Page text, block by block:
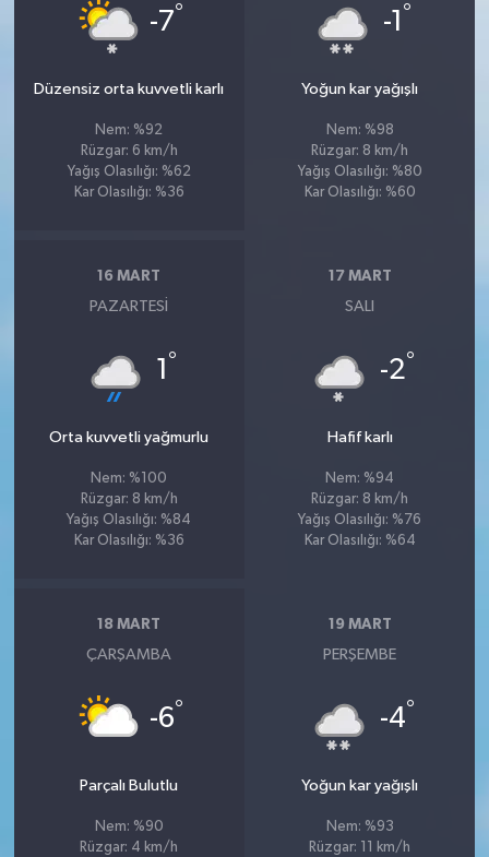
-7°
Düzensiz orta kuvvetli karlı
Nem: %92
Rüzgar: 6 km/h
Yağış Olasılığı: %62
Kar Olasılığı: %36
-1 °
Yoğun kar yağışlı
Nem: %98
Rüzgar: 8 km/h
Yağış Olasılığı: %80
Kar Olasılığı: %60
16 MART
PAZARTESI
1 °
Orta kuvvetli yağmurlu
Nem: %100
Rüzgar: 8 km/h
Yağış Olasılığı: %84
Kar Olasılığı: %36
17 MART
SALI
-2°
Hafif karlı
Nem: %94
Rüzgar: 8 km/h
Yağış Olasılığı: %76
Kar Olasılığı: %64
18 MART
ÇARŞAMBA
-6°
Parçalı Bulutlu
Nem: %90
Rüzgar: 4 km/h
19 MART
PERŞEMBE
-4°
Yoğun kar yağışlı
Nem: %93
Rüzgar: 11 km/h